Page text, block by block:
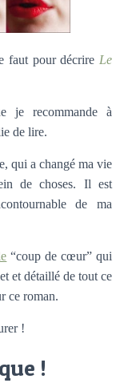
faut pour décrire Le
je recommande à
de lire.
qui a changé ma vie
de choses. Il est
de ma
“coup de cœur” qui
et détaillé de tout ce
ce roman.
!
!